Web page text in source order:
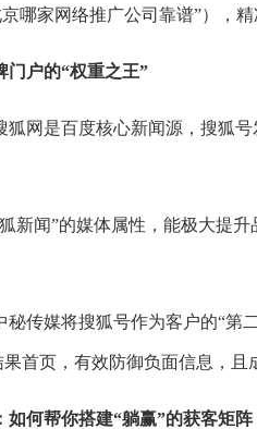
哪家网络推广公司靠谱”），精
门户的“权重之王”
狐网是百度核心新闻源，搜狐
新闻”的媒体属性，能极大提
秘传媒将搜狐号作为客户的“第
首页，有效防御负面信息，且
如何帮你搭建“躺赢”的获客矩阵